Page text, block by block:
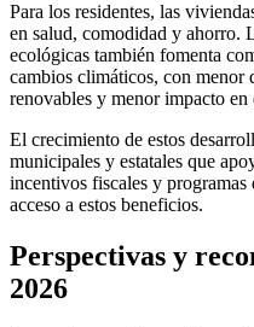
Para los residentes, las
en salud, comodidad y ahorro.
ecológicas también fomenta
cambios climáticos, con menor
renovables y menor impacto en
El crecimiento de estos
municipales y estatales que
incentivos fiscales y
acceso a estos beneficios.
Perspectivas y
2026